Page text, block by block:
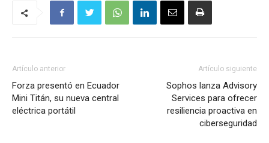
Artículo anterior
Forza presentó en Ecuador
Mini Titán, su nueva central
eléctrica portátil
Artículo siguiente
Sophos lanza Advisory
Services para ofrecer
resiliencia proactiva en
ciberseguridad